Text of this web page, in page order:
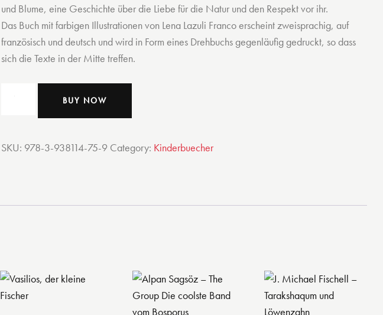
und Blume, eine Geschichte über die Liebe für die Natur und den Respekt vor ihr.
Das Buch mit farbigen Illustrationen von Lena Lazuli Franco erscheint zweisprachig, auf
französisch und deutsch und wird in Form eines Drehbuchs gegenläufig gedruckt, so dass
sich die Texte in der Mitte treffen.
–
die
BUY NOW
SKU: 978-3-938114-75-9 Category: Kinderbuecher